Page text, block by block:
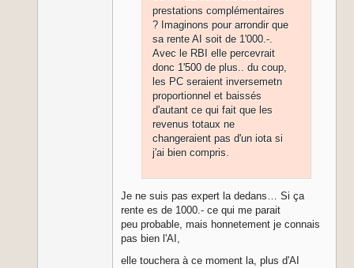
prestations complémentaires
? Imaginons pour arrondir que
sa rente AI soit de 1'000.-.
Avec le RBI elle percevrait
donc 1'500 de plus.. du coup,
les PC seraient inversemetn
proportionnel et baissés
d'autant ce qui fait que les
revenus totaux ne
changeraient pas d'un iota si
j'ai bien compris.
Je ne suis pas expert la dedans… Si ça
rente es de 1000.- ce qui me parait
peu probable, mais honnetement je connais
pas bien l'AI,
elle touchera à ce moment la, plus d'AI